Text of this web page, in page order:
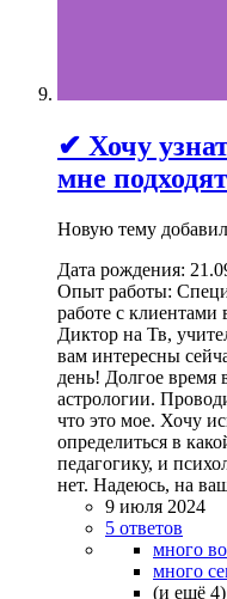
✔ Хочу
мне подходят
Новую тему
Дата рождения:
Опыт работы:
работе с клиентами
Диктор на Тв,
вам интересны
день! Долгое время
астрологии.
что это мое. Хочу
определиться в
педагогику, и
нет. Надеюсь, на
9 июля 2024
5 ответов
много
много
(и ещё 4)